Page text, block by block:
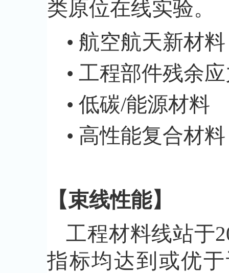
类原位在线实验。
• 航空航天新材料
• 工程部件残余
• 低碳/能源材料
• 高性能复合材料
【束线性能】
工程材料线站于
指标均达到或优